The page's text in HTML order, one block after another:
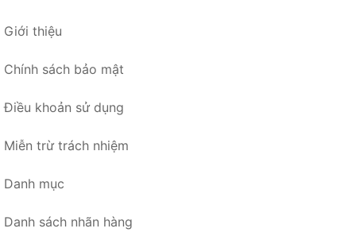
Giới thiệu
Chính sách bảo mật
Điều khoản sử dụng
Miễn trừ trách nhiệm
Danh mục
Danh sách nhãn hàng